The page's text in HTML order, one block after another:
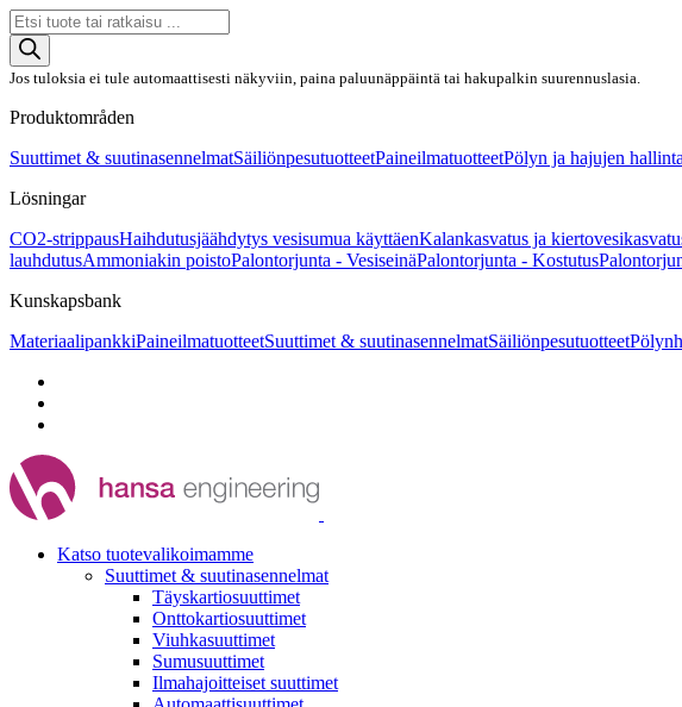
Products
search
Jos tuloksia ei tule automaattisesti näkyviin, paina paluunäppäintä tai hakupalkin suurennuslasia.
Produktområden
Suuttimet & suutinasennelmatSäiliönpesutuotteetPaineilmatuotteetPölyn ja hajujen hallinta
Lösningar
CO2-strippausHaihdutusjäähdytys vesisumua käyttäenKalankasvatus ja
lauhdutusAmmoniakin poistoPalontorjunta - VesiseinäPalontorjunta - Kostutus
Kunskapsbank
MateriaalipankkiPaineilmatuotteetSuuttimet & suutinasennelmatSäiliönpesutuotteet
Katso tuotevalikoimamme
Suuttimet & suutinasennelmat
Täyskartiosuuttimet
Onttokartiosuuttimet
Viuhkasuuttimet
Sumusuuttimet
Ilmahajoitteiset suuttimet